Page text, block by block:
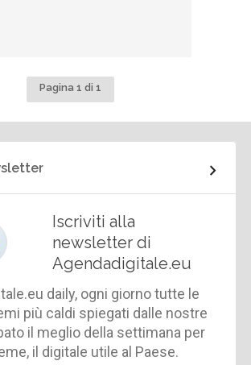
Pagina 1 di 1
Iscriviti alla
newsletter di
Agendadigitale.eu
daily, ogni giorno tutte le
più caldi spiegati dalle nostre
il meglio della settimana per
il digitale utile al Paese.